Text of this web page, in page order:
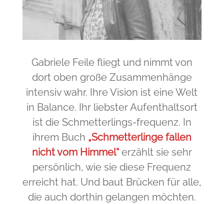
Gabriele Feile fliegt und nimmt von
dort oben große Zusammenhänge
intensiv wahr. Ihre Vision ist eine Welt
in Balance. Ihr liebster Aufenthaltsort
ist die Schmetterlings-frequenz. In
ihrem Buch „Schmetterlinge fallen
nicht vom Himmel“ erzählt sie sehr
persönlich, wie sie diese Frequenz
erreicht hat. Und baut Brücken für alle,
die auch dorthin gelangen möchten.